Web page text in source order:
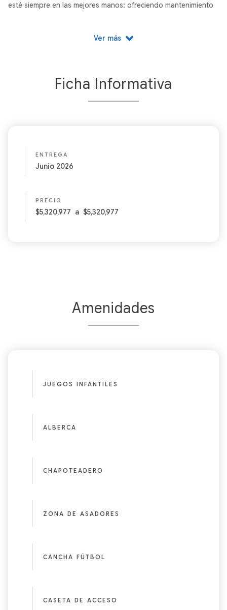
esté siempre en las mejores manos: ofreciendo mantenimiento
establecimientos para que disfrutes del mar al máximo.
Ver más
Ficha Informativa
ENTREGA
Junio 2026
PRECIO
$5,320,977 a $5,320,977
Amenidades
JUEGOS INFANTILES
ALBERCA
CHAPOTEADERO
ZONA DE ASADORES
CANCHA FÚTBOL
CASETA DE ACCESO